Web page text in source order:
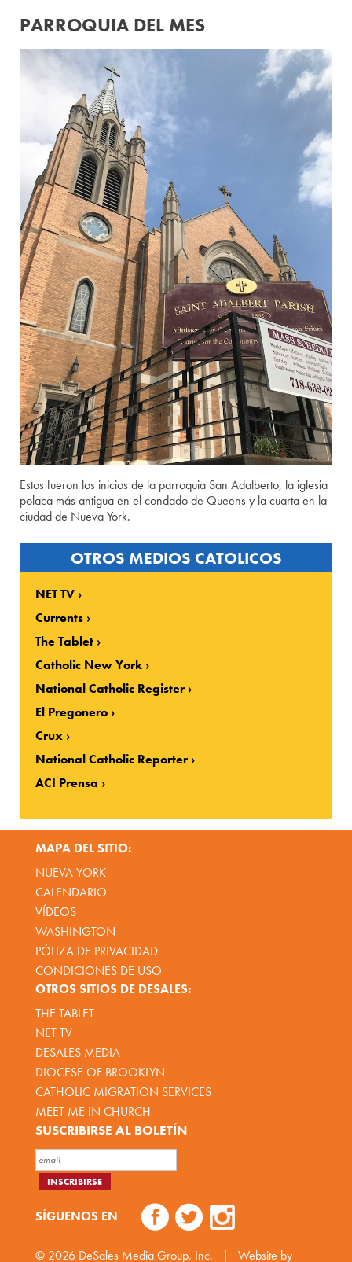
PARROQUIA DEL MES
Estos fueron los inicios de la parroquia San Adalberto, la iglesia
polaca más antigua en el condado de Queens y la cuarta en la
ciudad de Nueva York.
OTROS MEDIOS CATOLICOS
NET TV
Currents
The Tablet
Catholic New York
National Catholic Register
El Pregonero
Crux
National Catholic Reporter
ACI Prensa
MAPA DEL SITIO:
NUEVA YORK
CALENDARIO
VÍDEOS
WASHINGTON
PÓLIZA DE PRIVACIDAD
CONDICIONES DE USO
OTROS SITIOS DE DESALES:
THE TABLET
NET TV
DESALES MEDIA
DIOCESE OF BROOKLYN
CATHOLIC MIGRATION SERVICES
MEET ME IN CHURCH
SUSCRIBIRSE AL BOLETÍN
SÍGUENOS EN
© 2026 DeSales Media Group, Inc. | Website by